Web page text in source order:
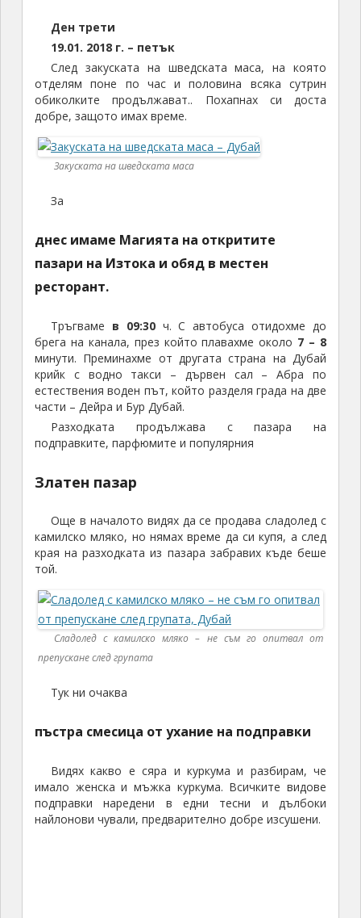
Ден трети
19.01. 2018 г. – петък
След закуската на шведската маса, на която
отделям поне по час и половина всяка сутрин
обиколките продължават.. Похапнах си доста
добре, защото имах време.
Закуската на шведската маса
За
днес имаме Магията на откритите
пазари на Изтока и обяд в местен
ресторант.
Тръгваме в 09:30ч. С автобуса отидохме до
брега на канала, през който плавахме около 7 – 8
минути. Преминахме от другата страна на Дубай
крийк с водно такси – дървен сал – Абра по
естествения воден път, който разделя града на две
части – Дейра и Бур Дубай.
Разходката продължава с пазара на
подправките, парфюмите и популярния
Златен пазар
Още в началото видях да се продава сладолед с
камилско мляко, но нямах време да си купя, а след
края на разходката из пазара забравих къде беше
той.
Сладолед с камилско мляко – не съм го опитвал от
препускане след групата
Тук ни очаква
пъстра смесица от ухание на подправки
Видях какво е сяра и куркума и разбирам, че
имало женска и мъжка куркума. Всичките видове
подправки наредени в едни тесни и дълбоки
найлонови чували, предварително добре изсушени.